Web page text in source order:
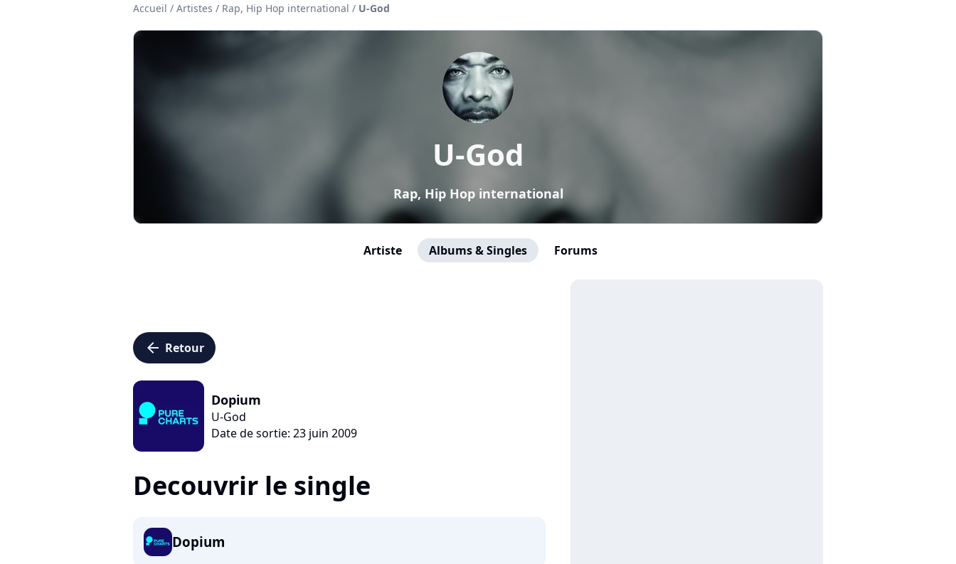
Accueil / Artistes / Rap, Hip Hop international / U-God
U-God
Rap, Hip Hop international
Artiste Albums & Singles Forums
arrow_left Retour
Dopium
U-God
Date de sortie: 23 juin 2009
Decouvrir le single
Dopium